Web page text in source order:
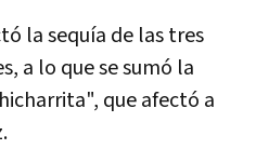
la sequía de las tres
a lo que se sumó la
que afectó a